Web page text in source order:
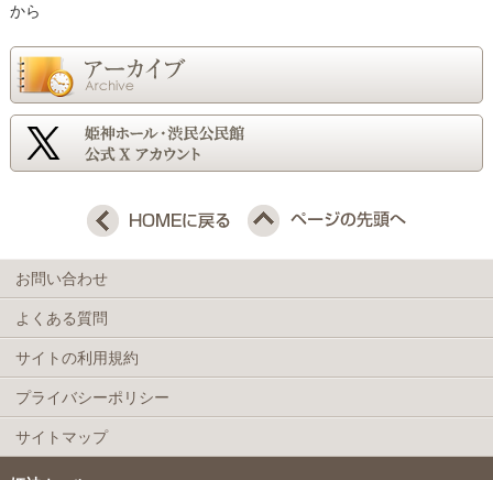
から
お問い合わせ
よくある質問
サイトの利用規約
プライバシーポリシー
サイトマップ